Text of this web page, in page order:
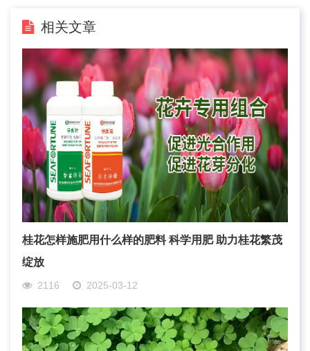
相关文章
桂花怎样施肥用什么样的肥料 科学用肥 助力桂花繁茂
绽放
2116 2025-03-12